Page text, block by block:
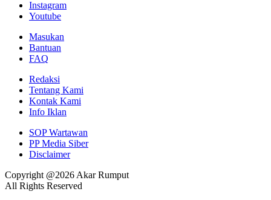
Instagram
Youtube
Masukan
Bantuan
FAQ
Redaksi
Tentang Kami
Kontak Kami
Info Iklan
SOP Wartawan
PP Media Siber
Disclaimer
Copyright @2026 Akar Rumput
All Rights Reserved